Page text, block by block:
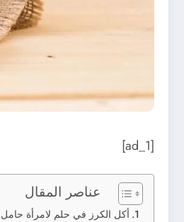
[ad_1]
عناصر المقال
أكل الكرز في حلم لامرأة حامل